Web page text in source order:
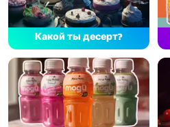
Какой ты десерт?